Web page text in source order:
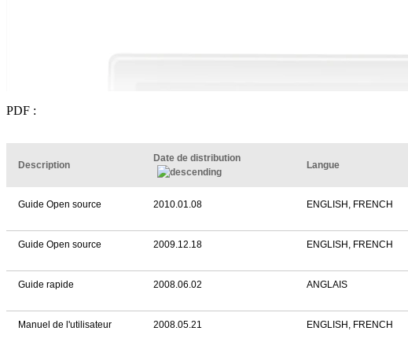
PDF :
Description
Date de distribution
Langue
Guide Open source 2010.01.08 ENGLISH, FRENCH
Guide Open source 2009.12.18 ENGLISH, FRENCH
Guide rapide 2008.06.02 ANGLAIS
Manuel de l'utilisateur 2008.05.21 ENGLISH, FRENCH